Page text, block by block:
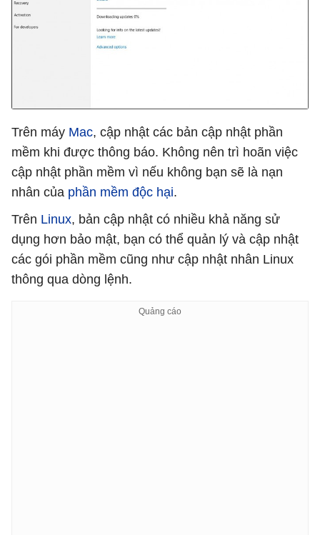
Trên máy Mac, cập nhật các bản cập nhật phần
mềm khi được thông báo. Không nên trì hoãn việc
cập nhật phần mềm vì nếu không bạn sẽ là nạn
nhân của phần mềm độc hại.
Trên Linux, bản cập nhật có nhiều khả năng sử
dụng hơn bảo mật, bạn có thể quản lý và cập nhật
các gói phần mềm cũng như cập nhật nhân Linux
thông qua dòng lệnh.